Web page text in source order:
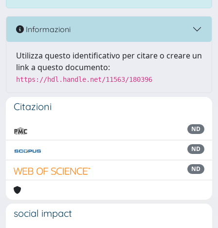
Informazioni
Utilizza questo identificativo per citare o creare un
link a questo documento:
https://hdl.handle.net/11563/180396
Citazioni
ND
ND
ND
social impact